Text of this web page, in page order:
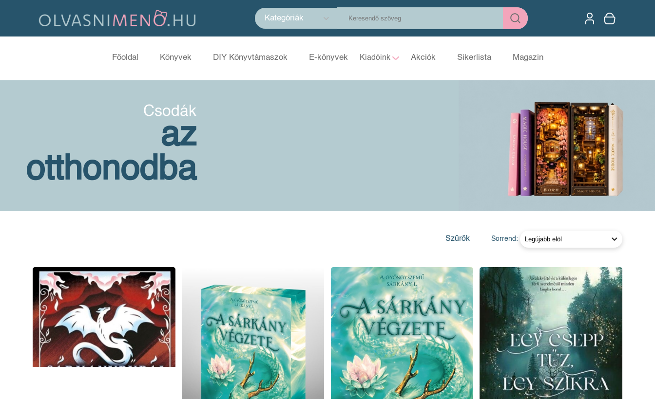
Kategóriák
Főoldal Könyvek DIY Könyvtámaszok E-könyvek Kiadóink Akciók Sikerlista Magazin
Csodák
az
otthonodba
Szűrők Sorrend: